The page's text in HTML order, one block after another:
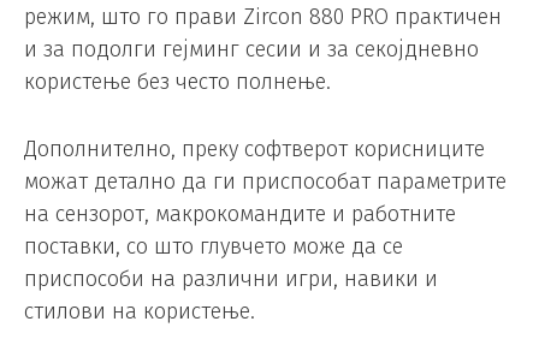
режим, што го прави Zircon 880 PRO практичен
и за подолги гејминг сесии и за секојдневно
користење без често полнење.
Дополнително, преку софтверот корисниците
можат детално да ги приспособат параметрите
на сензорот, макрокомандите и работните
поставки, со што глувчето може да се
приспособи на различни игри, навики и
стилови на користење.